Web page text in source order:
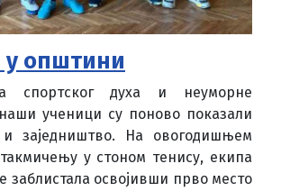
у општини
спортског духа и неуморне
ученици су поново показали
заједништво. На овогодишњем
у стоном тенису, екипа
заблистала освојивши прво место